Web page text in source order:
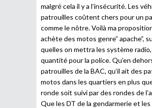
malgré cela il y a l’insécurité. Les
patrouilles coûtent chers pour un
comme le nôtre. Voilà ma
achète des motos genre” apache”,
quelles on mettra les système
quantité pour la police. Qu’en
patrouilles de la BAC, qu’il ait des
motos dans les quartiers en plus
ronde soit suivi par des rondes de
Que les DT de la gendarmerie et